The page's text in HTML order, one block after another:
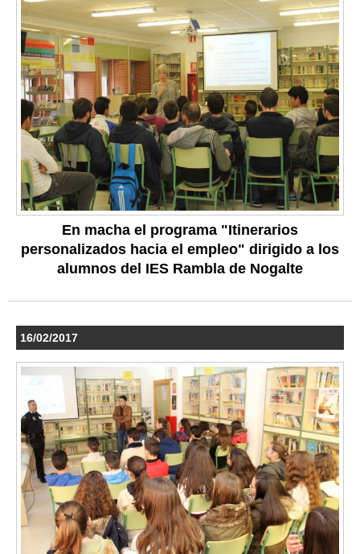
En macha el programa "Itinerarios
personalizados hacia el empleo" dirigido a los
alumnos del IES Rambla de Nogalte
16/02/2017